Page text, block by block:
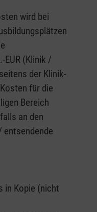
wird bei
EUR (Klinik /
der Klinik-
für die
Bereich
an den
entsendende
in Kopie (nicht